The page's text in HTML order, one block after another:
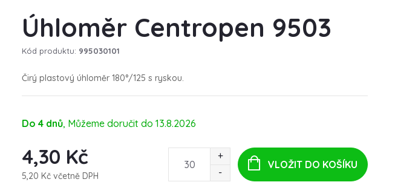
Úhloměr Centropen 9503
Kód produktu: 995030101
Čirý plastový úhloměr 180°/125 s ryskou.
Do 4 dnů 13.8.2026
4,30 Kč
5,20 Kč včetně DPH
VLOŽIT DO KOŠÍKU